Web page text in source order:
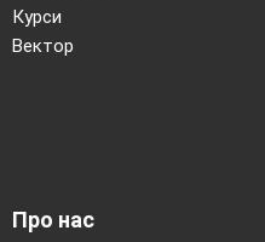
Кожна правильно виконана
1)
10. Підбиття підсумків
Ведучий І
Курси
Вектор
Про нас